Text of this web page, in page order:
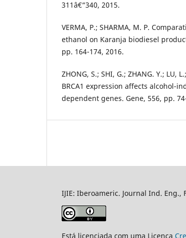
311â€“340, 2015.
VERMA, P.; SHARMA, M. P.
ethanol on Karanja biodiesel
pp. 164-174, 2016.
ZHONG, S.; SHI, G.; ZHANG. Y.; LU,
BRCA1 expression affects alcohol-
dependent genes. Gene, 556, pp.
IJIE: Iberoameric. Journal Ind. Eng.,
Está licenciada com uma Licença